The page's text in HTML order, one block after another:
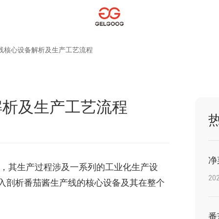
核心设备解析及生产工艺流程
及生产工艺流程
其生产过程涉及一系列的工业化生产设
剖析番茄酱生产线的核心设备及其在整个
净
番